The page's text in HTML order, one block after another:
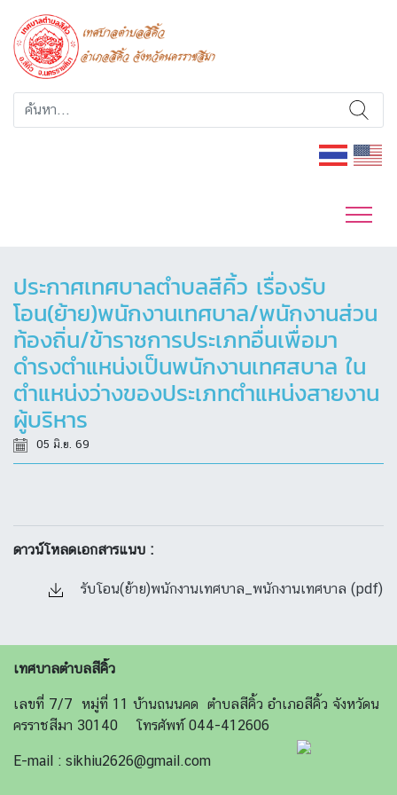
ประกาศเทศบาลตำบลสีคิ้ว เรื่องรับ
โอน(ย้าย)พนักงานเทศบาล/พนักงานส่วน
ท้องถิ่น/ข้าราชการประเภทอื่นเพื่อมา
ดำรงตำแหน่งเป็นพนักงานเทศสบาล ใน
ตำแหน่งว่างของประเภทตำแหน่งสายงาน
ผู้บริหาร
05 มิ.ย. 69
ดาวน์โหลดเอกสารแนบ :
รับโอน(ย้าย)พนักงานเทศบาล_พนักงานเทศบาล (pdf)
เทศบาลตำบลสีคิ้ว
เลขที่ 7/7 หมู่ที่ 11 บ้านถนนคด ตำบลสีคิ้ว อำเภอสีคิ้ว จังหวัดน
ครราชสีมา 30140 โทรศัพท์ 044-412606
E-mail : sikhiu2626@gmail.com